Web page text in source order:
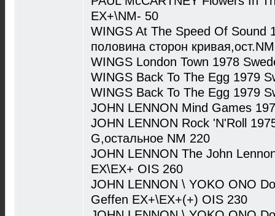
EX+\NM- 50
WINGS At The Speed Of Sound
половина сторон
WINGS London Town 1978
WINGS Back To The Egg 1979
WINGS Back To The Egg 1979
JOHN LENNON Mind Games
JOHN LENNON Rock 'N'Roll
G,остальное NM 220
JOHN LENNON The John
EX\EX+ OIS 260
JOHN LENNON \ YOKO ONO
Geffen EX+\EX+(+) OIS 230